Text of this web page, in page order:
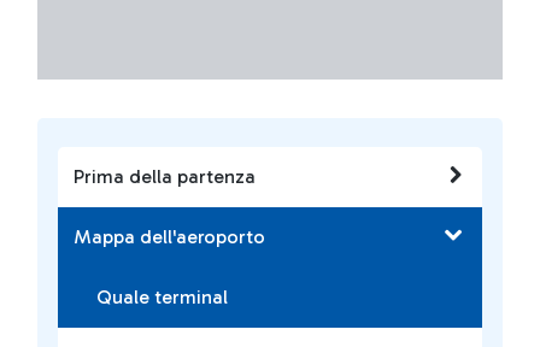
Prima della partenza
Mappa dell'aeroporto
Quale terminal